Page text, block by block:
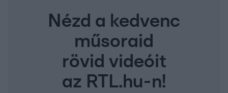
Nézd a kedvenc
műsoraid
rövid videóit
az RTL.hu-n!